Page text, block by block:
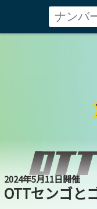
2024年5月11日開催
OTTセンゴと